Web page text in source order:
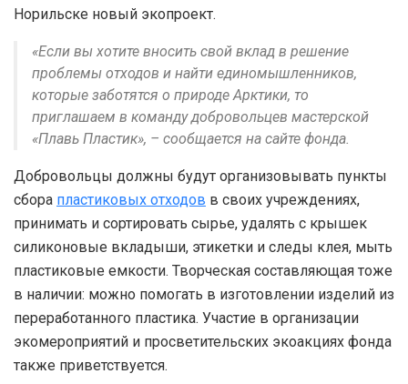
Норильске новый экопроект.
«Если вы хотите вносить свой вклад в решение
проблемы отходов и найти единомышленников,
которые заботятся о природе Арктики, то
приглашаем в команду добровольцев мастерской
«Плавь Пластик», – сообщается на сайте фонда.
Добровольцы должны будут организовывать пункты
сбора пластиковых отходов в своих учреждениях,
принимать и сортировать сырье, удалять с крышек
силиконовые вкладыши, этикетки и следы клея, мыть
пластиковые емкости. Творческая составляющая тоже
в наличии: можно помогать в изготовлении изделий из
переработанного пластика. Участие в организации
экомероприятий и просветительских экоакциях фонда
также приветствуется.